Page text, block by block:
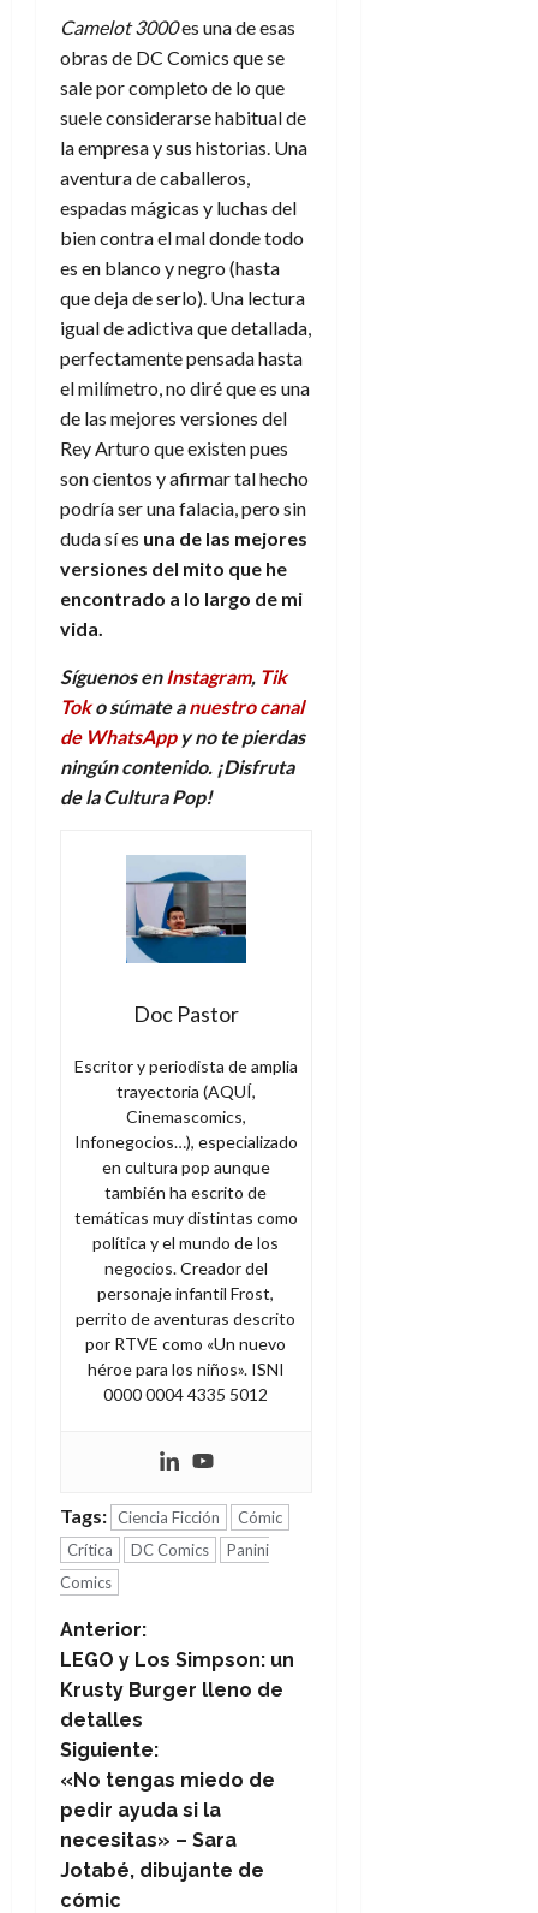
Camelot 3000es una de esas
obras de DC Comics que se
sale por completo de lo que
suele considerarse habitual de
la empresa y sus historias. Una
aventura de caballeros,
espadas mágicas y luchas del
bien contra el mal donde todo
es en blanco y negro (hasta
que deja de serlo). Una lectura
igual de adictiva que detallada,
perfectamente pensada hasta
el milímetro, no diré que es una
de las mejores versiones del
Rey Arturo que existen pues
son cientos y afirmar tal hecho
podría ser una falacia, pero sin
duda sí es una de las mejores
versiones del mito que he
encontrado a lo largo de mi
vida.
Síguenos enInstagram, Tik
Toko súmate anuestro canal
de WhatsAppy no te pierdas
ningún contenido. ¡Disfruta
de la Cultura Pop!
Doc Pastor
Escritor y periodista de amplia
trayectoria (AQUÍ,
Cinemascomics,
Infonegocios…), especializado
en cultura pop aunque
también ha escrito de
temáticas muy distintas como
política y el mundo de los
negocios. Creador del
personaje infantil Frost,
perrito de aventuras descrito
por RTVE como «Un nuevo
héroe para los niños». ISNI
0000 0004 4335 5012
Tags: Ciencia Ficción
Cómic
Crítica
DC Comics
Panini
Comics
N
a
v
e
g
a
Anterior:
LEGO y Los Simpson: un
Krusty Burger lleno de
detalles
Siguiente:
«No tengas miedo de
pedir ayuda si la
necesitas» – Sara
Jotabé, dibujante de
cómic